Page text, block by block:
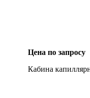
Цена по запросу
Кабина